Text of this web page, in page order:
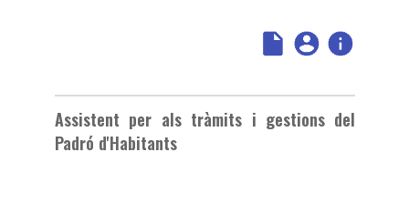
Assistent per als tràmits i gestions del
Padró d'Habitants